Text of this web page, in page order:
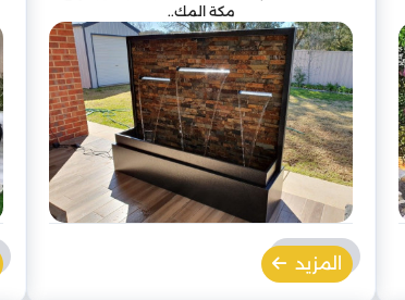
مكة المك..
المزيد